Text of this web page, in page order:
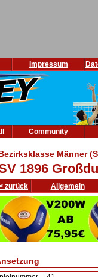
Impressum
Community
Männer
1896
zurück Allgemein